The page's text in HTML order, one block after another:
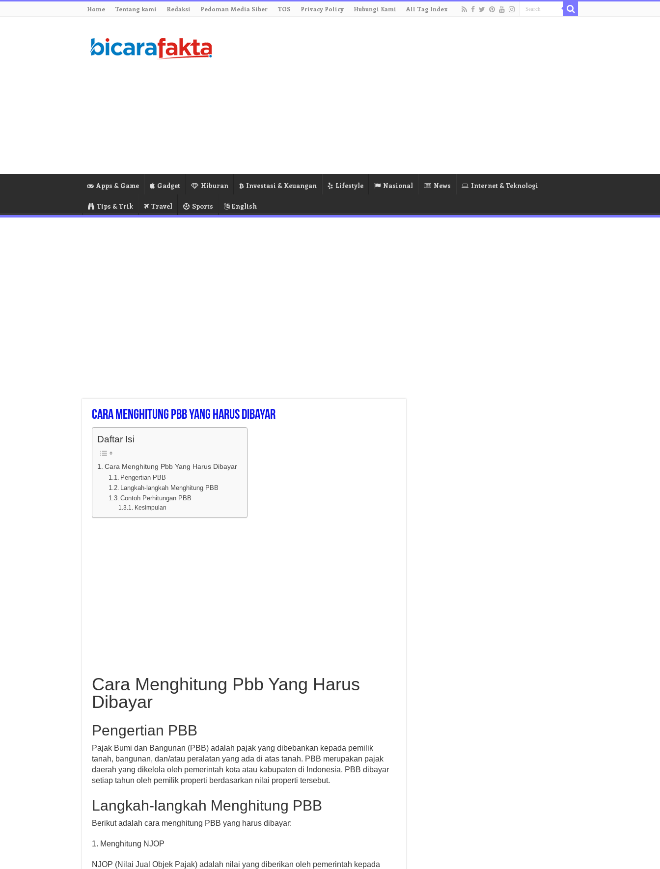
Home Tentang kami Redaksi Pedoman Media Siber TOS Privacy Policy Hubungi Kami All Tag Index
Apps & Game Gadget Hiburan Investasi & Keuangan Lifestyle Nasional News Internet & Teknologi
Tips & Trik Travel Sports English
Cara Menghitung Pbb Yang Harus Dibayar
Daftar Isi
Cara Menghitung Pbb Yang Harus Dibayar
Pengertian PBB
Langkah-langkah Menghitung PBB
Contoh Perhitungan PBB
Kesimpulan
Cara Menghitung Pbb Yang Harus
Dibayar
Pengertian PBB
Pajak Bumi dan Bangunan (PBB) adalah pajak yang dibebankan kepada pemilik
tanah, bangunan, dan/atau peralatan yang ada di atas tanah. PBB merupakan pajak
daerah yang dikelola oleh pemerintah kota atau kabupaten di Indonesia. PBB dibayar
setiap tahun oleh pemilik properti berdasarkan nilai properti tersebut.
Langkah-langkah Menghitung PBB
Berikut adalah cara menghitung PBB yang harus dibayar:
1. Menghitung NJOP
NJOP (Nilai Jual Objek Pajak) adalah nilai yang diberikan oleh pemerintah kepada